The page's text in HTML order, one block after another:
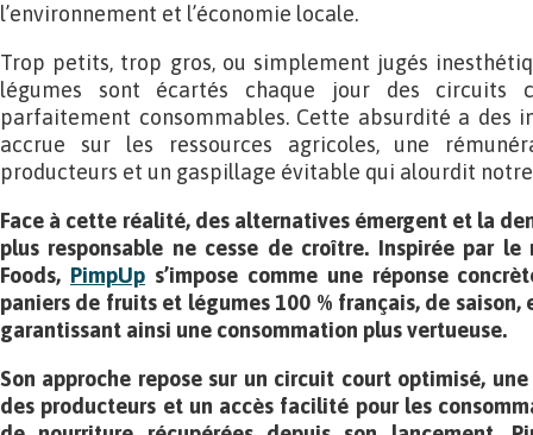
l’environnement et l’économie locale.
Trop petits, trop gros, ou simplement jugés
légumes sont écartés chaque jour des circuits
parfaitement consommables. Cette absurdité a des
accrue sur les ressources agricoles, une
producteurs et un gaspillage évitable qui alourdit
Face à cette réalité, des alternatives émergent et la
plus responsable ne cesse de croître. Inspirée par
Foods, PimpUps’impose comme une réponse
paniers de fruits et légumes 100 % français, de saison,
garantissant ainsi une consommation plus vertueuse.
Son approche repose sur un circuit court optimisé,
des producteurs et un accès facilité pour les